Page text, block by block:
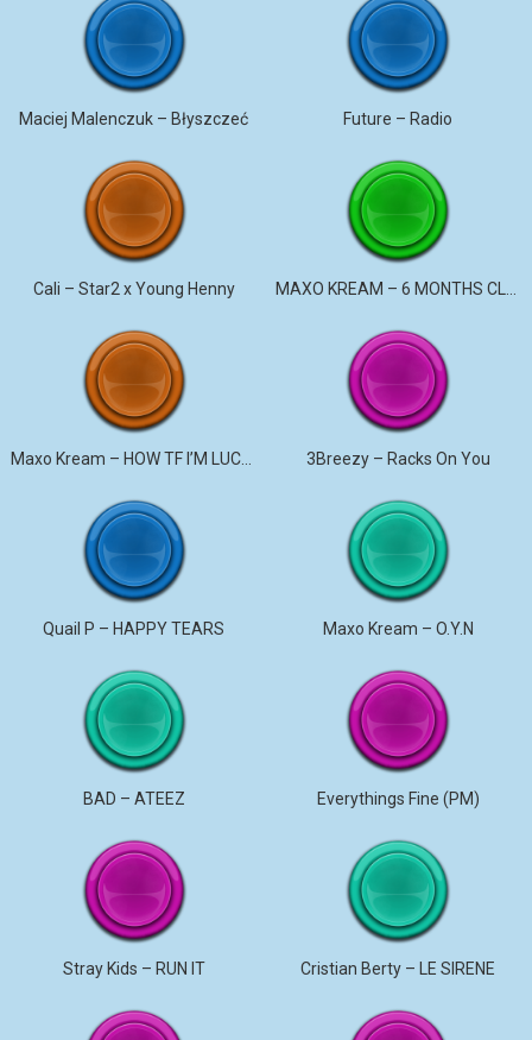
Maciej Malenczuk – Błyszczeć Future – Radio
Cali – Star2 x Young Henny
Maxo Kream – HOW TF I’M LUCKY 3Breezy – Racks On You
Quail P – HAPPY TEARS Maxo Kream – O.Y.N
BAD – ATEEZ Everythings Fine (PM)
Stray Kids – RUN IT Cristian Berty – LE SIRENE